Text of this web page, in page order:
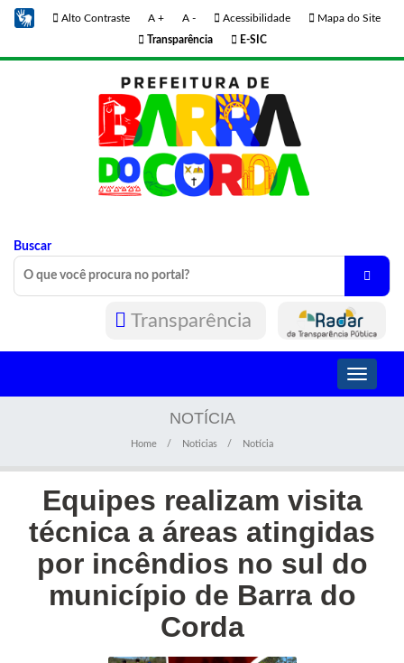
Alto Contraste A + A - Acessibilidade
Mapa do Site
Transparência
E-SIC
Buscar
Transparência
Toggle
NOTÍCIA
Home Noticias Notícia
Equipes realizam visita
técnica a áreas atingidas
por incêndios no sul do
município de Barra do
Corda